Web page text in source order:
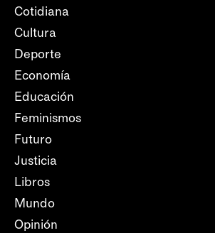
Cotidiana
Cultura
Deporte
Economía
Educación
Feminismos
Futuro
Justicia
Libros
Mundo
Opinión